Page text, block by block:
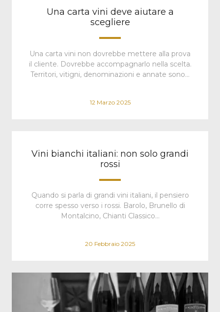
Una carta vini deve aiutare a
scegliere
Una carta vini non dovrebbe mettere alla prova
il cliente. Dovrebbe accompagnarlo nella scelta.
Territori, vitigni, denominazioni e annate sono…
12 Marzo 2025
Vini bianchi italiani: non solo grandi
rossi
Quando si parla di grandi vini italiani, il pensiero
corre spesso verso i rossi. Barolo, Brunello di
Montalcino, Chianti Classico…
20 Febbraio 2025